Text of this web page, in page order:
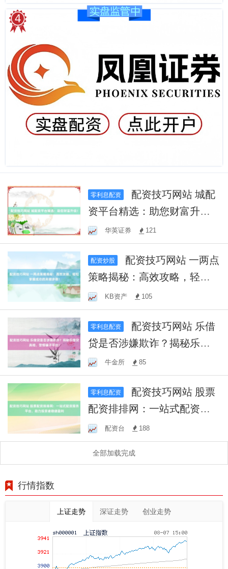
零利息配资
资平台精选：助您财富升
级！华英证券 121
配资炒股
策略揭秘：高效攻略，轻松
掌握成功的关键步骤！
KB资产 105
零利息配资
贷是否涉嫌欺诈？揭秘乐借
贷真相，警惕骗子平台！
牛金所 85
零利息配资
配资排排网：一站式配资服
务平台，助力投资者稳健盈
利
配资台 188
全部加载完成
行情指数
上证走势 深证走势 创业走势